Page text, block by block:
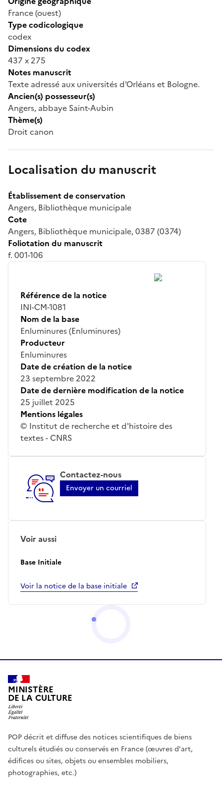
France (ouest)
Type codicologique
codex
Dimensions du codex
437 x 275
Notes manuscrit
Texte adressé aux universités d'Orléans et Bologne.
Ancien(s) possesseur(s)
Angers, abbaye Saint-Aubin
Thème(s)
Droit canon
Localisation du manuscrit
Établissement de conservation
Angers, Bibliothèque municipale
Cote
Angers, Bibliothèque municipale, 0387 (0374)
Foliotation du manuscrit
f. 001-106
Référence de la notice
INI-CM-1081
Nom de la base
Enluminures (Enluminures)
Producteur
Enluminures
Date de création de la notice
23 septembre 2022
Date de dernière modification de la notice
25 juillet 2025
Mentions légales
© Institut de recherche et d'histoire des
textes - CNRS
Contactez-nous
Envoyer un courriel
Voir aussi
Base Initiale
Voir la notice de la base initiale
MINISTÈRE
DE LA CULTURE
POP décrit et diffuse des notices scientifiques de biens
culturels étudiés ou conservés en France (œuvres d'art,
édifices ou sites, objets ou ensembles mobiliers,
photographies, etc.)